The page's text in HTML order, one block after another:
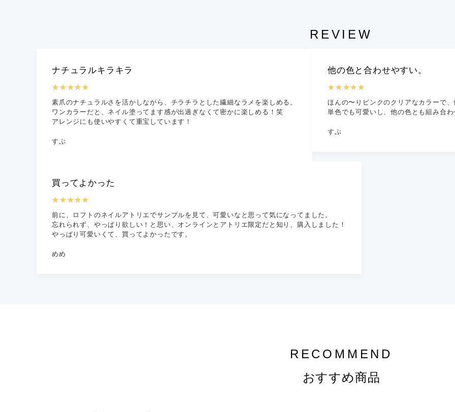
REVIEW
ナチュラルキラキラ
★★★★★
素爪のナチュラルさを活かしながら、チラチラとした繊細なラメを楽しめる。
ワンカラーだと、ネイル塗ってます感が出過ぎなくて密かに楽しめる！笑
アレンジにも使いやすくて重宝しています！
すぷ
他の色と合わせやすい。
★★★★★
ほんの〜りピンクのクリアなカラーで
単色でも可愛いし、他の色とも組み合
すぷ
買ってよかった
★★★★★
前に、ロフトのネイルアトリエでサンプルを見て、可愛いなと思って気になってました。
忘れられず、やっぱり欲しい！と思い、オンラインとアトリエ限定だと知り、購入しました！
やっぱり可愛いくて、買ってよかったです。
めめ
RECOMMEND
おすすめ商品